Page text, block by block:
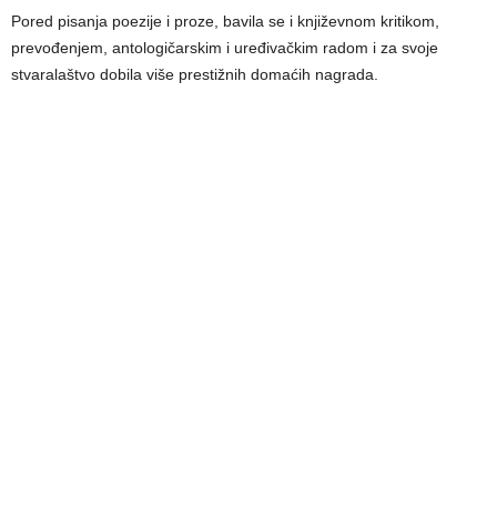
Pored pisanja poezije i proze, bavila se i književnom kritikom,
prevođenjem, antologičarskim i uređivačkim radom i za svoje
stvaralaštvo dobila više prestižnih domaćih nagrada.